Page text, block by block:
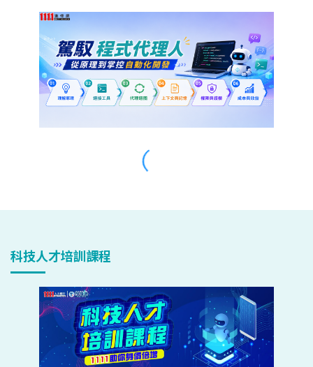
科技人才培訓課程